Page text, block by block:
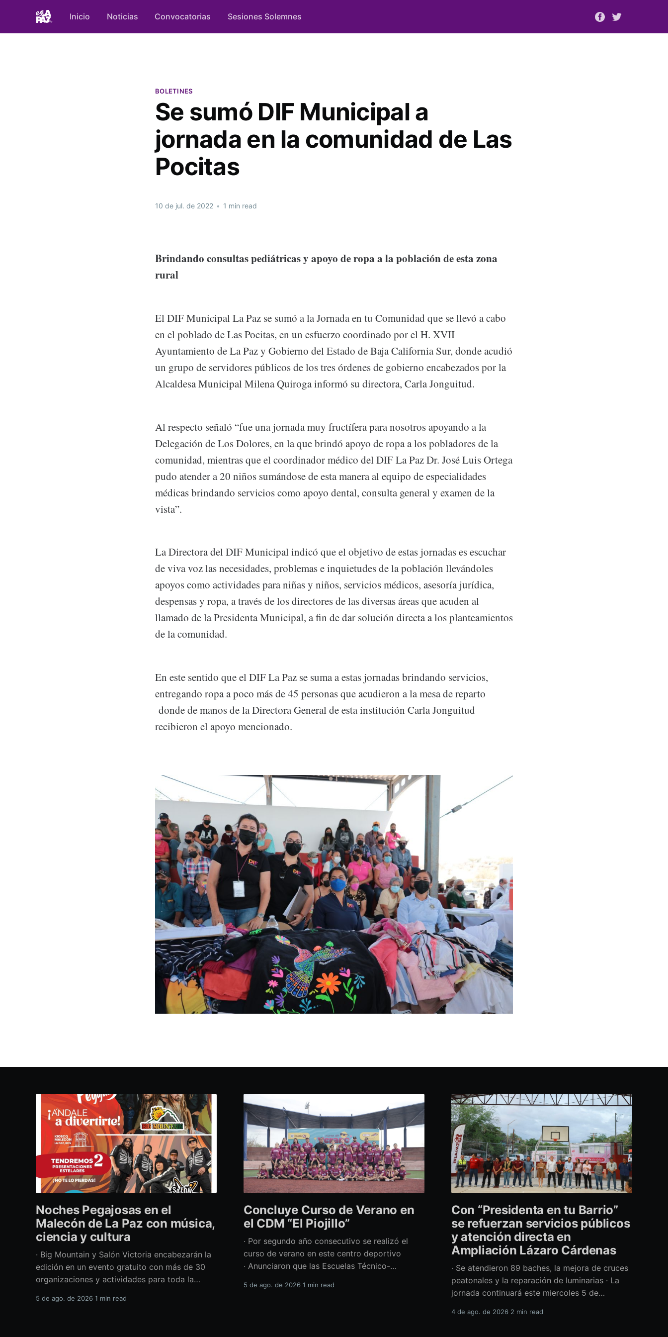
Inicio Noticias Convocatorias Sesiones Solemnes
BOLETINES
Se sumó DIF Municipal a
jornada en la comunidad de Las
Pocitas
10 de jul. de 2022 • 1 min read
Brindando consultas pediátricas y apoyo de ropa a la población de esta zona
rural
El DIF Municipal La Paz se sumó a la Jornada en tu Comunidad que se llevó a cabo
en el poblado de Las Pocitas, en un esfuerzo coordinado por el H. XVII
Ayuntamiento de La Paz y Gobierno del Estado de Baja California Sur, donde acudió
un grupo de servidores públicos de los tres órdenes de gobierno encabezados por la
Alcaldesa Municipal Milena Quiroga informó su directora, Carla Jonguitud.
Al respecto señaló “fue una jornada muy fructífera para nosotros apoyando a la
Delegación de Los Dolores, en la que brindó apoyo de ropa a los pobladores de la
comunidad, mientras que el coordinador médico del DIF La Paz Dr. José Luis Ortega
pudo atender a 20 niños sumándose de esta manera al equipo de especialidades
médicas brindando servicios como apoyo dental, consulta general y examen de la
vista”.
La Directora del DIF Municipal indicó que el objetivo de estas jornadas es escuchar
de viva voz las necesidades, problemas e inquietudes de la población llevándoles
apoyos como actividades para niñas y niños, servicios médicos, asesoría jurídica,
despensas y ropa, a través de los directores de las diversas áreas que acuden al
llamado de la Presidenta Municipal, a fin de dar solución directa a los planteamientos
de la comunidad.
En este sentido que el DIF La Paz se suma a estas jornadas brindando servicios,
entregando ropa a poco más de 45 personas que acudieron a la mesa de reparto
donde de manos de la Directora General de esta institución Carla Jonguitud
recibieron el apoyo mencionado.
Noches Pegajosas en el
Malecón de La Paz con música,
ciencia y cultura
· Big Mountain y Salón Victoria encabezarán la
edición en un evento gratuito con más de 30
organizaciones y actividades para toda la
en vivo, divulgación científica y actividades
5 de ago. de 2026 1 min read
Concluye Curso de Verano en
el CDM “El Piojillo”
· Por segundo año consecutivo se realizó el
curso de verano en este centro deportivo
· Anunciaron que las Escuelas Técnico-
actividades el próximo 24 de agosto Con una
5 de ago. de 2026 1 min read
Con “Presidenta en tu Barrio”
se refuerzan servicios públicos
y atención directa en
Ampliación Lázaro Cárdenas
· Se atendieron 89 baches, la mejora de cruces
peatonales y la reparación de luminarias · La
jornada continuará este miercoles 5 de
ante la temporada de lluvias Con el retiro de
4 de ago. de 2026 2 min read